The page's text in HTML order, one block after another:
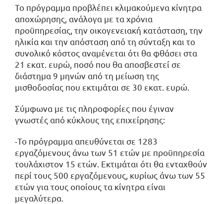
Το πρόγραμμα προβλέπει κλιμακούμενα κίνητρα
αποχώρησης, ανάλογα με τα χρόνια
προϋπηρεσίας, την οικογενειακή κατάσταση, την
ηλικία και την απόσταση από τη σύνταξη και το
συνολικό κόστος αναμένεται ότι θα φθάσει στα
21 εκατ. ευρώ, ποσό που θα αποσβεστεί σε
διάστημα 9 μηνών από τη μείωση της
μισθοδοσίας που εκτιμάται σε 30 εκατ. ευρώ.
Σύμφωνα με τις πληροφορίες που έγιναν
γνωστές από κύκλους της επιχείρησης:
-Το πρόγραμμα απευθύνεται σε 1283
εργαζόμενους άνω των 51 ετών με προϋπηρεσία
τουλάχιστον 15 ετών. Εκτιμάται ότι θα ενταχθούν
περί τους 500 εργαζόμενους, κυρίως άνω των 55
ετών για τους οποίους τα κίνητρα είναι
μεγαλύτερα.